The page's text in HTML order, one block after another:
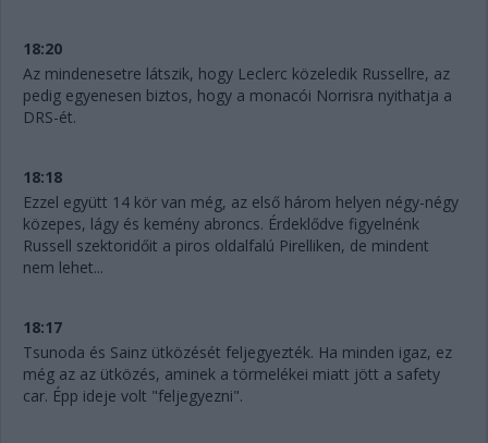
18:20
Az mindenesetre látszik, hogy Leclerc közeledik Russellre, az
pedig egyenesen biztos, hogy a monacói Norrisra nyithatja a
DRS-ét.
18:18
Ezzel együtt 14 kör van még, az első három helyen négy-négy
közepes, lágy és kemény abroncs. Érdeklődve figyelnénk
Russell szektoridőit a piros oldalfalú Pirelliken, de mindent
nem lehet...
18:17
Tsunoda és Sainz ütközését feljegyezték. Ha minden igaz, ez
még az az ütközés, aminek a törmelékei miatt jött a safety
car. Épp ideje volt "feljegyezni".